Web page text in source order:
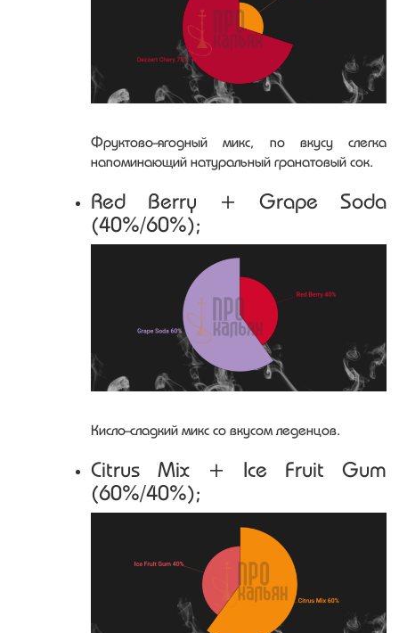
Фруктово-ягодный микс, по вкусу слегка
напоминающий натуральный гранатовый сок.
Red Berry + Grape Soda
(40%/60%);
Кисло-сладкий микс со вкусом леденцов.
Citrus Mix + Ice Fruit Gum
(60%/40%);